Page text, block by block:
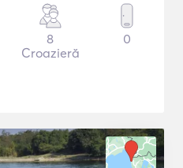
8
Croazieră
0